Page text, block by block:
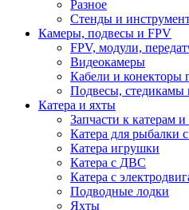
Разное
Стенды и
Камеры, подвесы и FPV
FPV, модули,
Видеокамеры
Кабели и конекторы
Подвесы, стедикамы
Катера и яхты
Запчасти к катерам и
Катера для рыбалки
Катера игрушки
Катера с ДВС
Катера с
Подводные лодки
Яхты